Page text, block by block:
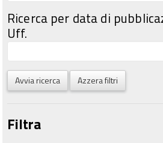
Ricerca per data di
Uff.
Avvia ricerca Azzera filtri
Filtra